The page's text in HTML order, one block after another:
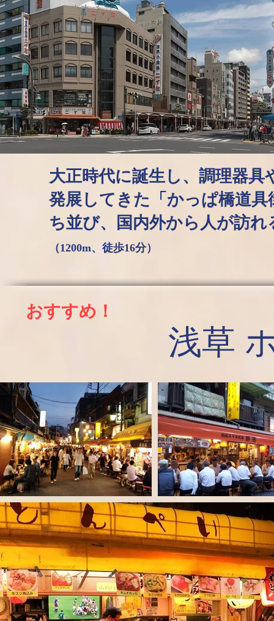
大正時代に誕生し、調理器
発展してきた「かっぱ橋道
ち並び、国内外から人が
（1200m、徒歩16分）
浅草
おすすめ！